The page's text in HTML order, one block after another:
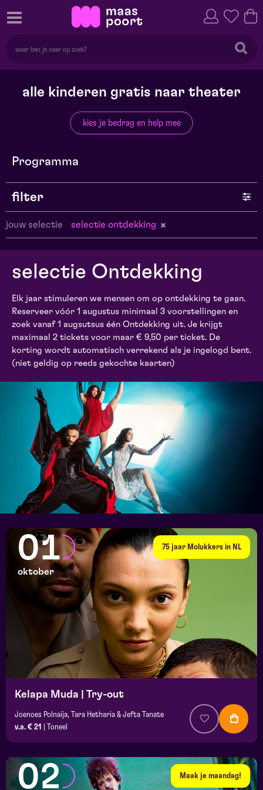
alle kinderen gratis naar theater
kies je bedrag en help mee
Programma
filter
genre
maand
locatie
jouw selectie selectie ontdekking
selectie Ontdekking
Elk jaar stimuleren we mensen om op ontdekking te gaan.
Reserveer vóór 1 augustus minimaal 3 voorstellingen en
zoek vanaf 1 augsutsus één Ontdekking uit. Je krijgt
maximaal 2 tickets voor maar € 9,50 per ticket. De
korting wordt automatisch verrekend als je ingelogd bent.
(niet geldig op reeds gekochte kaarten)
75 jaar Molukkers in NL
01
oktober
Kelapa Muda | Try-out
Joenoes Polnaija, Tara Hetharia & Jefta Tanate
v.a. € 21
Toneel
Maak je maandag!
02